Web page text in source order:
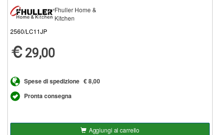
Fhuller Home &
Kitchen
2560/LC11JP
29,00
Spese di spedizione € 8,00
Pronta consegna
Aggiungi al carrello